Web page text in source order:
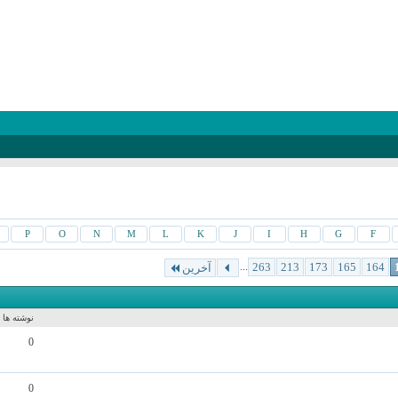
F
G
H
I
J
K
L
M
N
O
P
164
165
173
213
263
... آخرین
نوشته ها
0
0